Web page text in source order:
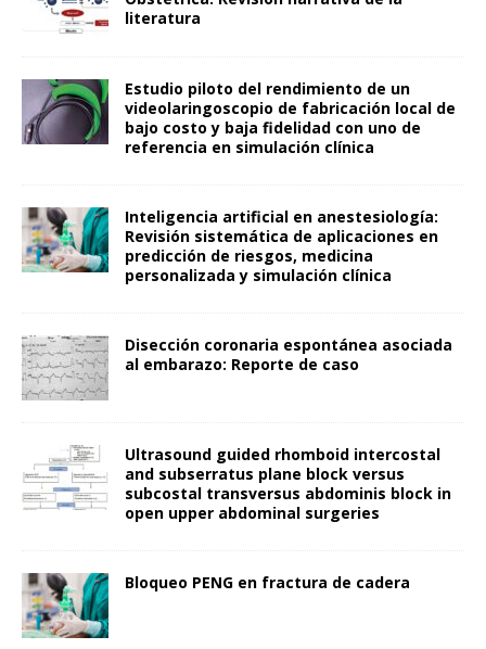
literatura
Estudio piloto del rendimiento de un
videolaringoscopio de fabricación local de
bajo costo y baja fidelidad con uno de
referencia en simulación clínica
Inteligencia artificial en anestesiología:
Revisión sistemática de aplicaciones en
predicción de riesgos, medicina
personalizada y simulación clínica
Disección coronaria espontánea asociada
al embarazo: Reporte de caso
Ultrasound guided rhomboid intercostal
and subserratus plane block versus
subcostal transversus abdominis block in
open upper abdominal surgeries
Bloqueo PENG en fractura de cadera